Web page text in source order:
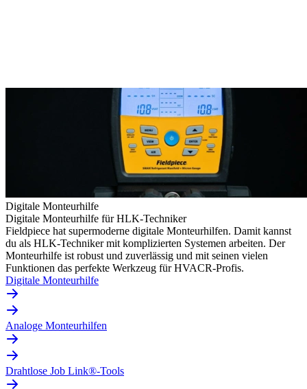
Digitale Monteurhilfe
Digitale Monteurhilfe für HLK-Techniker
Fieldpiece hat supermoderne digitale Monteurhilfen. Damit kannst
du als HLK-Techniker mit komplizierten Systemen arbeiten. Der
Monteurhilfe ist robust und zuverlässig und mit seinen vielen
Funktionen das perfekte Werkzeug für HVACR-Profis.
Digitale Monteurhilfe
Analoge Monteurhilfen
Drahtlose Job Link®-Tools